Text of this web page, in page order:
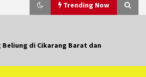
Trending Now
Beliung di Cikarang Barat dan